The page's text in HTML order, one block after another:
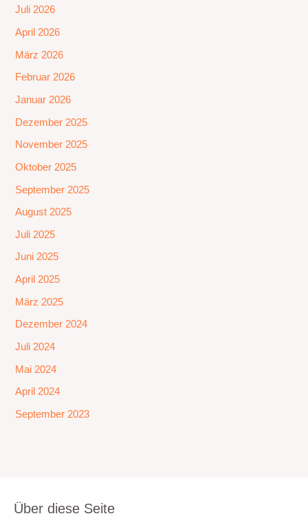
Juli 2026
April 2026
März 2026
Februar 2026
Januar 2026
Dezember 2025
November 2025
Oktober 2025
September 2025
August 2025
Juli 2025
Juni 2025
April 2025
März 2025
Dezember 2024
Juli 2024
Mai 2024
April 2024
September 2023
Über diese Seite